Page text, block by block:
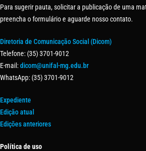
Para sugerir pauta, solicitar a publicação de uma
preencha o formulário e aguarde nosso contato.
Diretoria de Comunicação Social (Dicom)
Telefone: (35) 3701-9012
E-mail:dicom@unifal-mg.edu.br
WhatsApp: (35) 3701-9012
Expediente
Edição atual
Edições anteriores
Política de uso